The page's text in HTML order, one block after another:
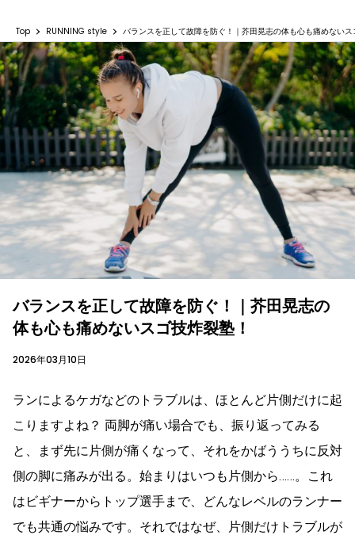
Top RUNNING style バランスを正して故障を防ぐ！｜芥田晃志の体も心も痛めない
バランスを正して故障を防ぐ！｜芥田晃志の
体も心も痛めないスゴ技炸裂塾！
2026年03月10日
ランによるケガなどのトラブルは、ほとんど片側だけに起
こりますよね？ 両脚が痛い場合でも、振り返ってみる
と、まず先に片側が痛くなって、それをかばううちに反対
側の脚に痛みが出る。始まりはいつも片側から……。これ
はビギナーからトップ選手まで、どんなレベルのランナー
でも共通の悩みです。それではなぜ、片側だけトラブルが